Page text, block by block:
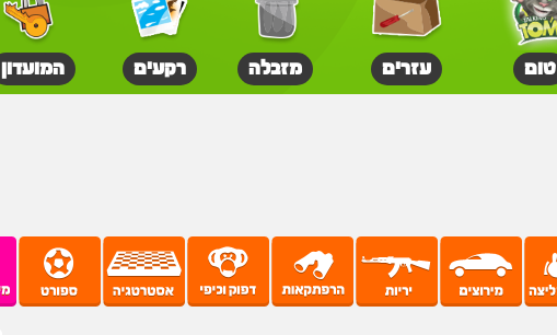
טום עזרים מזבלה רקעים המועדון